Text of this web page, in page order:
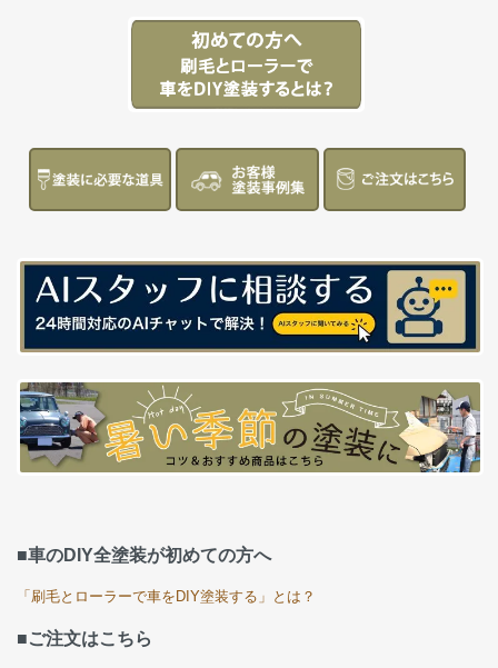
■車のDIY全塗装が初めての方へ
「刷毛とローラーで車をDIY塗装する」とは？
■ご注文はこちら